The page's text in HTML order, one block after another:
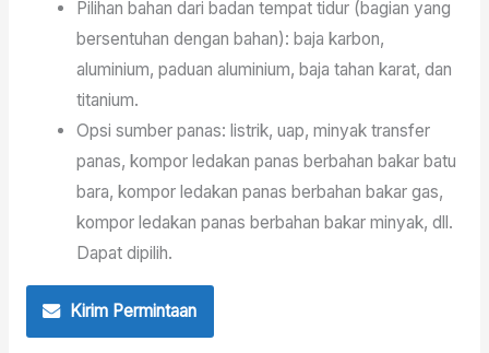
Pilihan bahan dari badan tempat tidur (bagian yang
bersentuhan dengan bahan): baja karbon,
aluminium, paduan aluminium, baja tahan karat, dan
titanium.
Opsi sumber panas: listrik, uap, minyak transfer
panas, kompor ledakan panas berbahan bakar batu
bara, kompor ledakan panas berbahan bakar gas,
kompor ledakan panas berbahan bakar minyak, dll.
Dapat dipilih.
Kirim Permintaan